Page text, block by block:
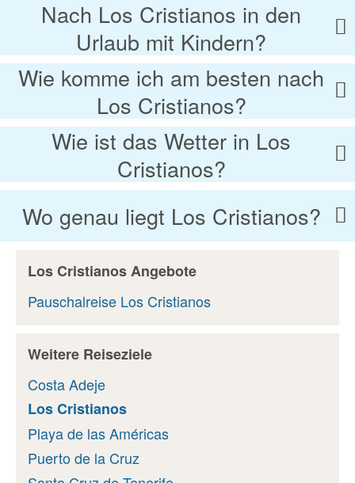
Nach Los Cristianos in den
Urlaub mit Kindern?
Wie komme ich am besten nach
Los Cristianos?
Wie ist das Wetter in Los
Cristianos?
Wo genau liegt Los Cristianos?
Los Cristianos Angebote
Pauschalreise Los Cristianos
Weitere Reiseziele
Costa Adeje
Los Cristianos
Playa de las Américas
Puerto de la Cruz